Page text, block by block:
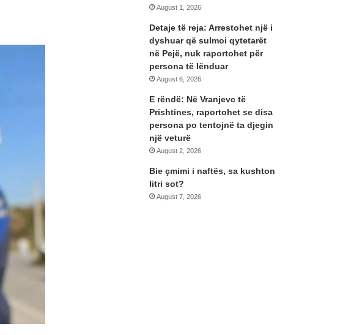
August 1, 2026
Detaje të reja: Arrestohet një i
dyshuar që sulmoi qytetarët
në Pejë, nuk raportohet për
persona të lënduar
August 6, 2026
E rëndë: Në Vranjevc të
Prishtines, raportohet se disa
persona po tentojnë ta djegin
një veturë
August 2, 2026
Bie çmimi i naftës, sa kushton
litri sot?
August 7, 2026